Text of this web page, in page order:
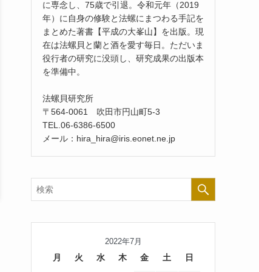
に専念し、75歳で引退。令和元年（2019
年）に自身の修験と法螺にまつわる手記を
まとめた著書【平成の大峯山】を出版。現
在は法螺貝と蘭と酒を愛す毎日。ただいま
役行者の研究に没頭し、研究成果の出版本
を準備中。
法螺貝研究所
〒564-0061 吹田市円山町5-3
TEL.06-6386-6500
メール：hira_hira@iris.eonet.ne.jp
2022年7月
月 火 水 木 金 土 日